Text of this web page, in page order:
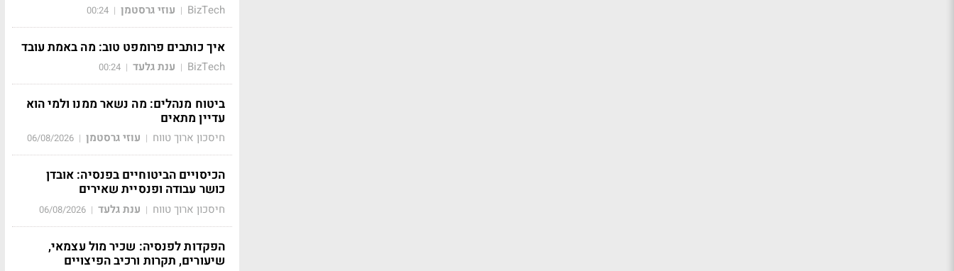
BizTech
| עוזי גרסטמן |
00:24
איך כותבים פרומפט טוב: מה באמת עובד
BizTech
| ענת גלעד |
00:24
ביטוח מנהלים: מה נשאר ממנו ולמי הוא
עדיין מתאים
חיסכון ארוך טווח | עוזי גרסטמן |
06/08/2026
הכיסויים הביטוחיים בפנסיה: אובדן
כושר עבודה ופנסיית שאירים
חיסכון ארוך טווח | ענת גלעד |
06/08/2026
הפקדות לפנסיה: שכיר מול עצמאי,
שיעורים, תקרות ורכיב הפיצויים